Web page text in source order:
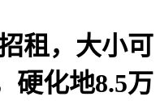
租，大小可
硬化地8.5万